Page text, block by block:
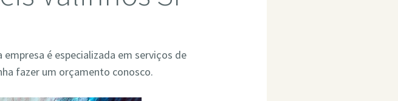
empresa é especializada em serviços de
fazer um orçamento conosco.